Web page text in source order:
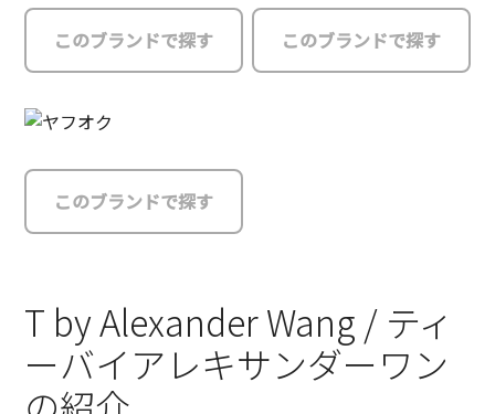
このブランドで探す このブランドで探す
このブランドで探す
T by Alexander Wang / ティ
ーバイアレキサンダーワン